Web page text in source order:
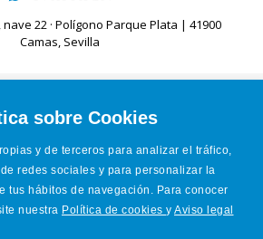
sobre Cookies
y de terceros para analizar el tráfico,
redes sociales y para personalizar la
tus hábitos de navegación. Para conocer
nuestra Política de cookies y Aviso legal
22 · Polígono Parque Plata | 41900
Camas, Sevilla
Política de Cookies
de venta online
Accesibilidad